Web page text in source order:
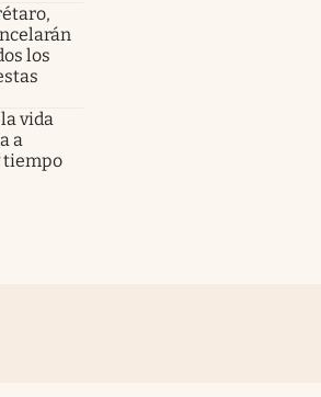
los
vida
a
tiempo